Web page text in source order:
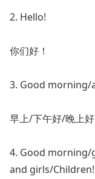
2. Hello!
你们好！
3. Good
早上/下午好/晚上好
4. Good
and girls/Children!